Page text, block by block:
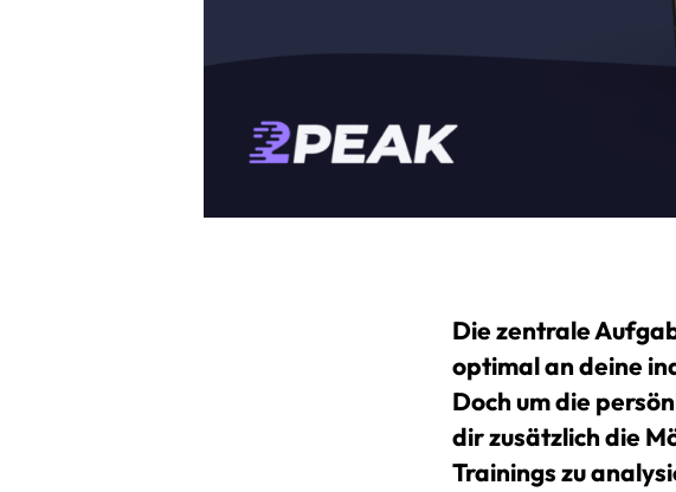
Die zentrale
optimal an deine
Doch um die
dir zusätzlich die
Trainings zu